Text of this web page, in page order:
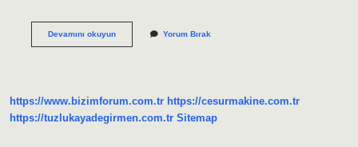
Devamını okuyun4
Yorum Bırak
https://www.bizimforum.com.tr https://cesurmakine.com.tr
https://tuzlukayadegirmen.com.tr Sitemap